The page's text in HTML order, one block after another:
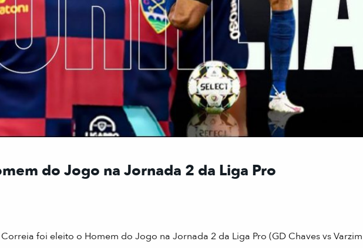
do Jogo na Jornada 2 da Liga Pro
foi eleito o Homem do Jogo na Jornada 2 da Liga Pro (GD Chaves vs